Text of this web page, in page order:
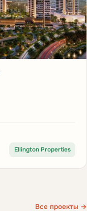
Ellington Properties
Все проекты →